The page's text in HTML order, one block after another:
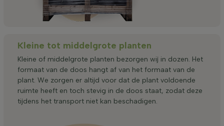
Kleine tot middelgrote planten
Kleine of middelgrote planten bezorgen wij in dozen. Het
formaat van de doos hangt af van het formaat van de
plant. We zorgen er altijd voor dat de plant voldoende
ruimte heeft en toch stevig in de doos staat, zodat deze
tijdens het transport niet kan beschadigen.